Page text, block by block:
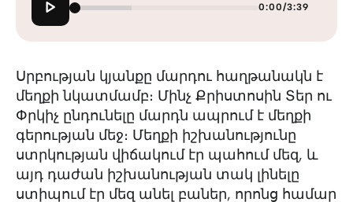
0:00/3:39
Սրբության կյանքը մարդու հաղթանակն է
մեղքի նկատմամբ։ Մինչ Քրիստոսին Տեր ու
Փրկիչ ընդունելը մարդն ապրում է մեղքի
գերության մեջ։ Մեղքի իշխանությունը
ստրկության վիճակում էր պահում մեզ, և
այդ դաժան իշխանության տակ լինելը
ստիպում էր մեզ անել բաներ, որոնց համար